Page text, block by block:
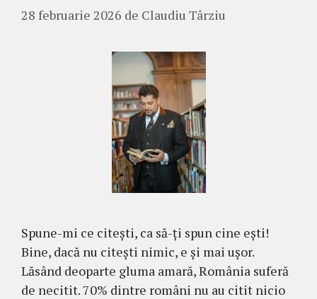
28 februarie 2026 de Claudiu Târziu
Spune-mi ce citești, ca să-ți spun cine ești!
Bine, dacă nu citești nimic, e și mai ușor.
Lăsând deoparte gluma amară, România suferă
de necitit. 70% dintre români nu au citit nicio